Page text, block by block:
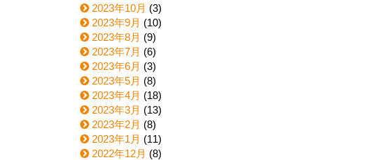
2023年10月 (3)
2023年9月 (10)
2023年8月 (9)
2023年7月 (6)
2023年6月 (3)
2023年5月 (8)
2023年4月 (18)
2023年3月 (13)
2023年2月 (8)
2023年1月 (11)
2022年12月 (8)